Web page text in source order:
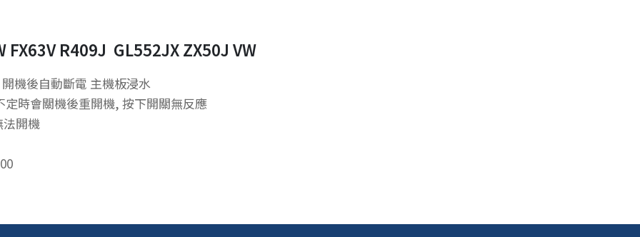
FX63V R409J GL552JX ZX50J VW
機後自動斷電 主機板浸水
時會關機後重開機, 按下開關無反應
開機